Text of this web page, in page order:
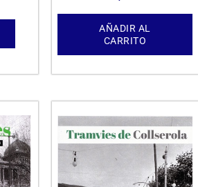
AÑADIR AL
CARRITO